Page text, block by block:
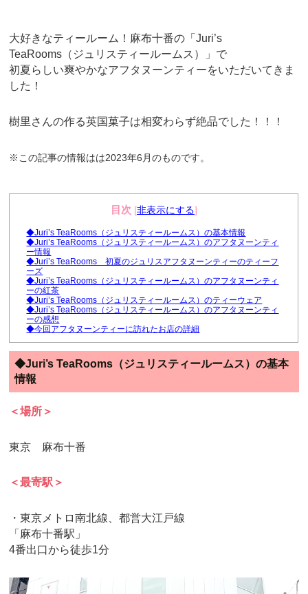
大好きなティールーム！麻布十番の「Juri’s
TeaRooms（ジュリスティールームス）」で
初夏らしい爽やかなアフタヌーンティーをいただいてきま
した！
樹里さんの作る英国菓子は相変わらず絶品でした！！！
※この記事の情報はは2023年6月のものです。
目次 [非表示にする]
◆Juri’s TeaRooms（ジュリスティールームス）の基本情報
◆Juri’s TeaRooms（ジュリスティールームス）のアフタヌーンティ
ー情報
◆Juri’s TeaRooms 初夏のジュリスアフタヌーンティーのティーフ
ーズ
◆Juri’s TeaRooms（ジュリスティールームス）のアフタヌーンティ
ーの紅茶
◆Juri’s TeaRooms（ジュリスティールームス）のティーウェア
◆Juri’s TeaRooms（ジュリスティールームス）のアフタヌーンティ
ーの感想
◆今回アフタヌーンティーに訪れたお店の詳細
◆Juri’s TeaRooms（ジュリスティールームス）の基本
情報
＜場所＞
東京 麻布十番
＜最寄駅＞
・東京メトロ南北線、都営大江戸線
「麻布十番駅」
4番出口から徒歩1分